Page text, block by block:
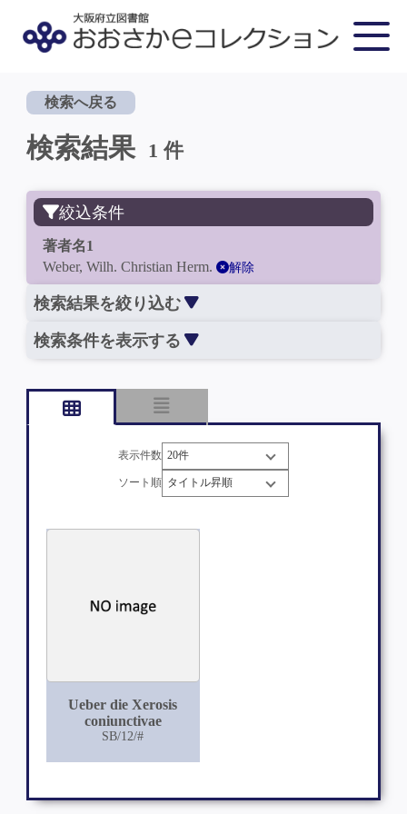
検索へ戻る
検索結果 1 件
絞込条件
著者名1
Weber, Wilh. Christian Herm.
解除
検索結果を絞り込む
検索条件を表示する
表示件数
ソート順
Ueber die Xerosis
coniunctivae
SB/12/#